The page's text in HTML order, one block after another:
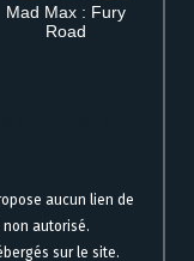
Mad Max : Fury
Road
aucun lien de
autorisé.
sur le site.